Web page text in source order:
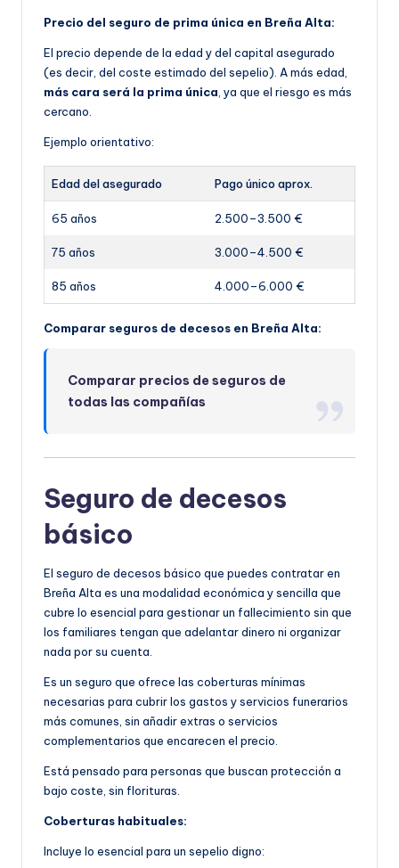
Precio del seguro de prima única en Breña Alta:
El precio depende de la edad y del capital asegurado
(es decir, del coste estimado del sepelio). A más edad,
más cara será la prima única, ya que el riesgo es más
cercano.
Ejemplo orientativo:
Edad del asegurado Pago único aprox.
65 años 2.500–3.500 €
75 años 3.000–4.500 €
85 años 4.000–6.000 €
Comparar seguros de decesos en Breña Alta:
Comparar precios de seguros de
todas las compañías
Seguro de decesos
básico
El seguro de decesos básico que puedes contratar en
Breña Alta es una modalidad económica y sencilla que
cubre lo esencial para gestionar un fallecimiento sin que
los familiares tengan que adelantar dinero ni organizar
nada por su cuenta.
Es un seguro que ofrece las coberturas mínimas
necesarias para cubrir los gastos y servicios funerarios
más comunes, sin añadir extras o servicios
complementarios que encarecen el precio.
Está pensado para personas que buscan protección a
bajo coste, sin florituras.
Coberturas habituales:
Incluye lo esencial para un sepelio digno: